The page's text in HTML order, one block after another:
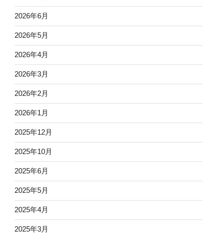
2026年6月
2026年5月
2026年4月
2026年3月
2026年2月
2026年1月
2025年12月
2025年10月
2025年6月
2025年5月
2025年4月
2025年3月